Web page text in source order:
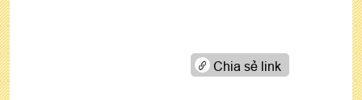
Chia sẻ link